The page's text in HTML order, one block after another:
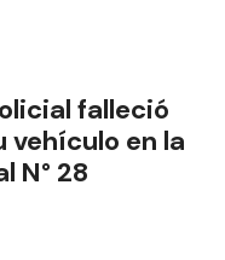
falleció
en la
N° 28